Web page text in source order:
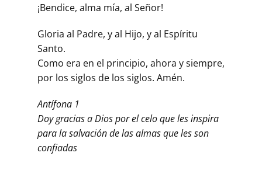
¡Bendice, alma mía, al Señor!
Gloria al Padre, y al Hijo, y al Espíritu
Santo.
Como era en el principio, ahora y siempre,
por los siglos de los siglos. Amén.
Antífona 1
Doy gracias a Dios por el celo que les inspira
para la salvación de las almas que les son
confiadas